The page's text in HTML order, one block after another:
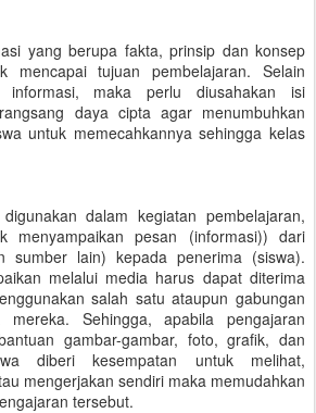
yang berupa fakta, prinsip dan konsep
mencapai tujuan pembelajaran. Selain
maka perlu diusahakan isi
daya cipta agar menumbuhkan
untuk memecahkannya sehingga kelas
dalam kegiatan pembelajaran,
menyampaikan pesan (informasi)) dari
sumber lain) kepada penerima (siswa).
melalui media harus dapat diterima
salah satu ataupun gabungan
Sehingga, apabila pengajaran
gambar-gambar, foto, grafik, dan
diberi kesempatan untuk melihat,
mengerjakan sendiri maka memudahkan
tersebut.